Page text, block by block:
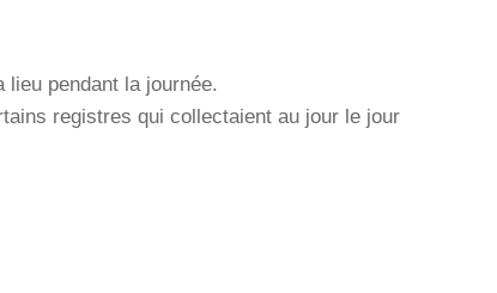
lieu pendant la journée.
registres qui collectaient au jour le jour